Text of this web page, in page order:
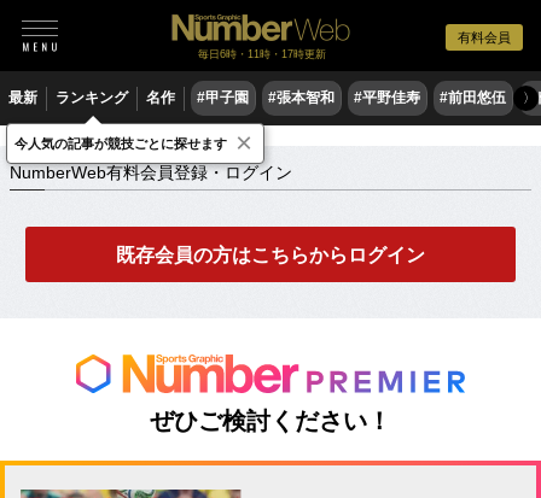
有料会員
毎日6時・11時・17時更新
最新 ランキング 名作 #甲子園 #張本智和 #平野佳寿 #前田悠伍 #
〉
NumberWeb有料会員登録・ログイン
NumberWeb有料会員登録・ログイン
既存会員の方はこちらからログイン
ぜひご検討ください！
今人気の記事が競技ごとに探せます ×